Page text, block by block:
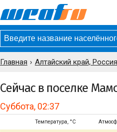
Главная Алтайский край, Россия
Сейчас в поселке
Суббота, 02:37
Температура, °C